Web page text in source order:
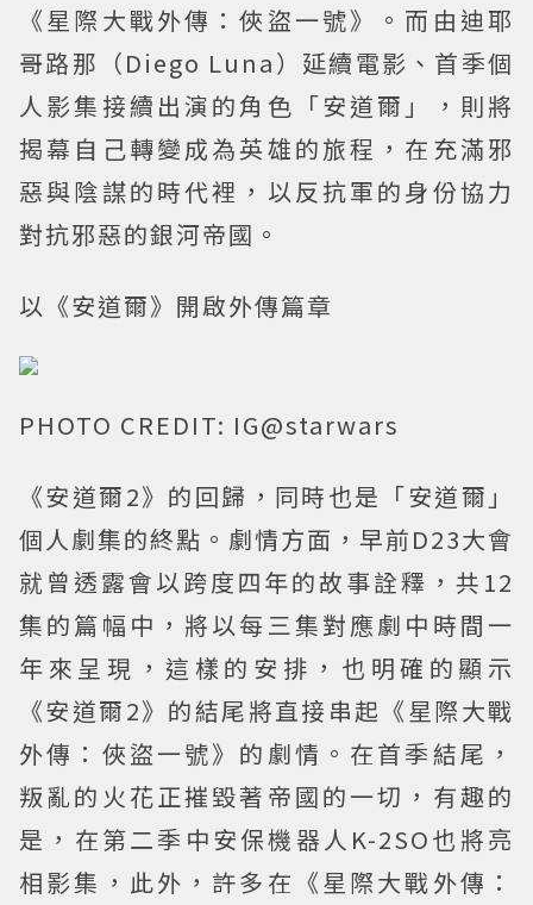
《星際大戰外傳：俠盜一號》。而由迪耶
哥路那（Diego Luna）延續電影、首季個
人影集接續出演的角色「安道爾」，則將
揭幕自己轉變成為英雄的旅程，在充滿邪
惡與陰謀的時代裡，以反抗軍的身份協力
對抗邪惡的銀河帝國。
以《安道爾》開啟外傳篇章
PHOTO CREDIT: IG@starwars
《安道爾2》的回歸，同時也是「安道爾」
個人劇集的終點。劇情方面，早前D23大會
就曾透露會以跨度四年的故事詮釋，共12
集的篇幅中，將以每三集對應劇中時間一
年來呈現，這樣的安排，也明確的顯示
《安道爾2》的結尾將直接串起《星際大戰
外傳：俠盜一號》的劇情。在首季結尾，
叛亂的火花正摧毀著帝國的一切，有趣的
是，在第二季中安保機器人K-2SO也將亮
相影集，此外，許多在《星際大戰外傳：